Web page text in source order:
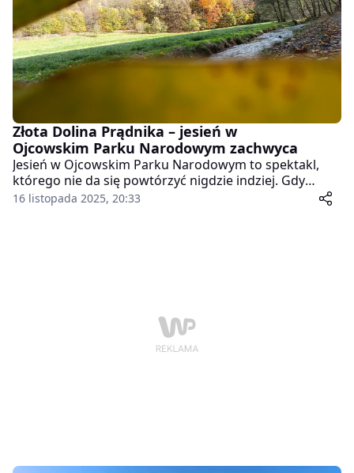
Złota Dolina Prądnika – jesień w
Ojcowskim Parku Narodowym zachwyca
Jesień w Ojcowskim Parku Narodowym to spektakl,
którego nie da się powtórzyć nigdzie indziej. Gdy
Dolina Prądnika zaczyna mienić się odcieniami złota,
16 listopada 2025, 20:33